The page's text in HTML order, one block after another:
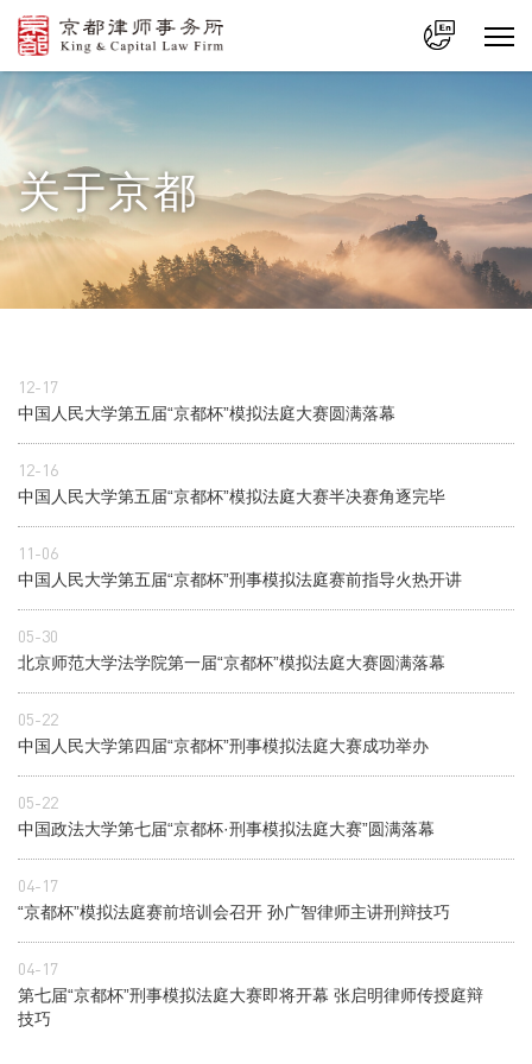
关于京都
12-17
中国人民大学第五届“京都杯”模拟法庭大赛圆满落幕
12-16
中国人民大学第五届“京都杯”模拟法庭大赛半决赛角逐完毕
11-06
中国人民大学第五届“京都杯”刑事模拟法庭赛前指导火热开讲
05-30
北京师范大学法学院第一届“京都杯”模拟法庭大赛圆满落幕
05-22
中国人民大学第四届“京都杯”刑事模拟法庭大赛成功举办
05-22
中国政法大学第七届“京都杯·刑事模拟法庭大赛”圆满落幕
04-17
“京都杯”模拟法庭赛前培训会召开 孙广智律师主讲刑辩技巧
04-17
第七届“京都杯”刑事模拟法庭大赛即将开幕 张启明律师传授庭辩
技巧